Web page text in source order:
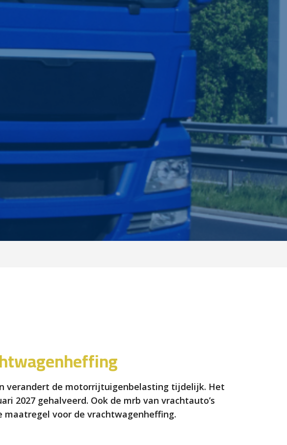
verandert de motorrijtuigenbelasting tijdelijk. Het
2027 gehalveerd. Ook de mrb van vrachtauto’s
voor de vrachtwagenheffing.